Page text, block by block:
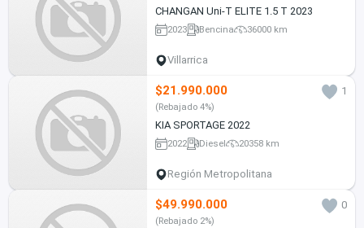
CHANGAN Uni-T ELITE 1.5 T 2023
2023 Bencina 36000 km
Villarrica
$21.990.000 1
(Rebajado 4%)
KIA SPORTAGE 2022
2022 Diesel 20358 km
Región Metropolitana
$49.990.000 0
(Rebajado 2%)